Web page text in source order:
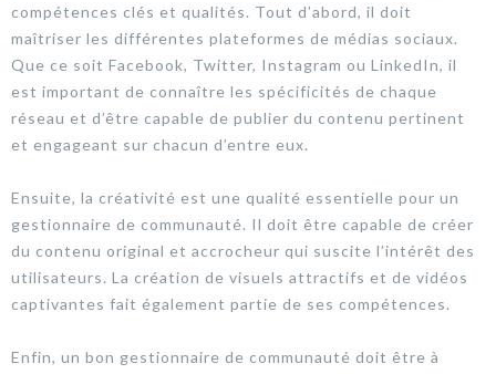
compétences clés et qualités. Tout d’abord, il doit
maîtriser les différentes plateformes de médias sociaux.
Que ce soit Facebook, Twitter, Instagram ou LinkedIn, il
est important de connaître les spécificités de chaque
réseau et d’être capable de publier du contenu pertinent
et engageant sur chacun d’entre eux.
Ensuite, la créativité est une qualité essentielle pour un
gestionnaire de communauté. Il doit être capable de créer
du contenu original et accrocheur qui suscite l’intérêt des
utilisateurs. La création de visuels attractifs et de vidéos
captivantes fait également partie de ses compétences.
Enfin, un bon gestionnaire de communauté doit être à